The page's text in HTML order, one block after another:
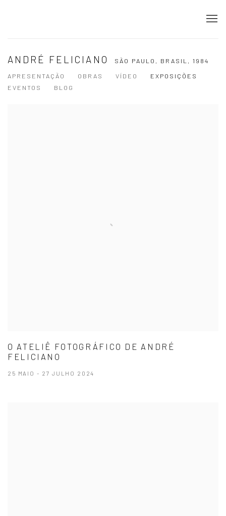
ANDRÉ FELICIANO SÃO PAULO, BRASIL, 1984
APRESENTAÇÃO
OBRAS VÍDEO
EXPOSIÇÕES
EVENTOS
BLOG
O ATELIÊ FOTOGRÁFICO DE ANDRÉ
FELICIANO
25 MAIO - 27 JULHO 2024